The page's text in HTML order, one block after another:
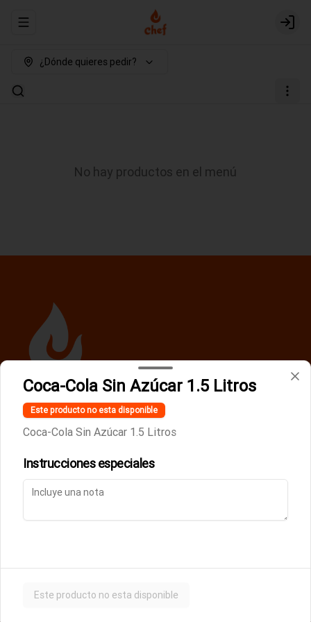
Abrir menu de navegación Login
¿Dónde quieres pedir?
No hay productos en el menú
Términos y condiciones
Mi cuenta
Iniciar sesión
Coca-Cola Sin Azúcar 1.5 Litros
Este producto no esta disponible
Coca-Cola Sin Azúcar 1.5 Litros
Instrucciones especiales
Este producto no esta disponible